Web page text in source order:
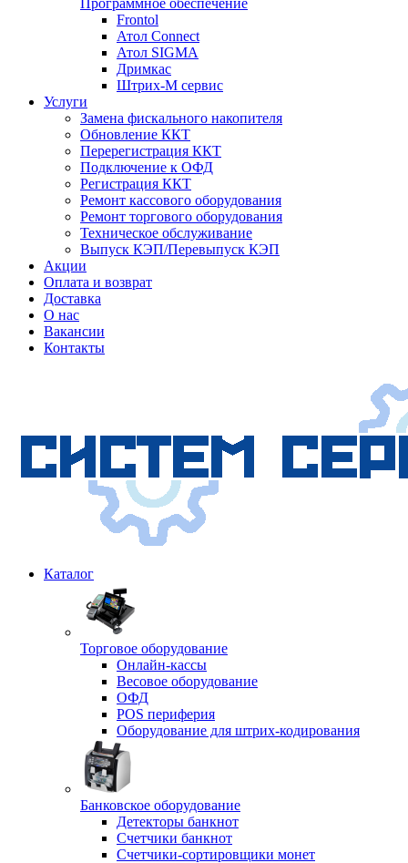
Программное обеспечение
Frontol
Атол Connect
Атол SIGMA
Дримкас
Штрих-М сервис
Услуги
Замена фискального накопителя
Обновление ККТ
Перерегистрация ККТ
Подключение к ОФД
Регистрация ККТ
Ремонт кассового оборудования
Ремонт торгового оборудования
Техническое обслуживание
Выпуск КЭП/Перевыпуск КЭП
Акции
Оплата и возврат
Доставка
О нас
Вакансии
Контакты
Каталог
Торговое оборудование
Онлайн-кассы
Весовое оборудование
ОФД
POS периферия
Оборудование для штрих-кодирования
Банковское оборудование
Детекторы банкнот
Счетчики банкнот
Счетчики-сортировщики монет